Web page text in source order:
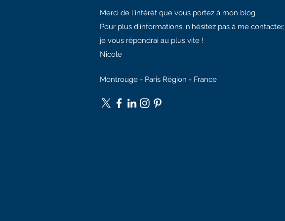
Merci de l'intérêt que vous portez à mon blog.
Pour plus d'informations, n'hésitez pas à me contacter,
je vous répondrai au plus vite !
Nicole
Montrouge - Paris Région - France